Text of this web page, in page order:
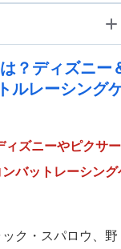
？ディズニー
ルレーシング
ィズニーやピクサー
バットレーシング
ク・スパロウ、野